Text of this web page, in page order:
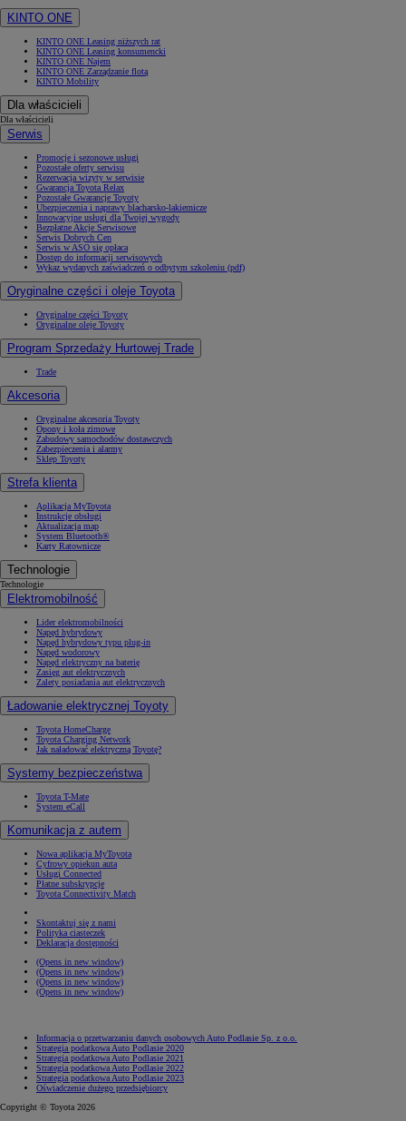
KINTO ONE
KINTO ONE Leasing niższych rat
KINTO ONE Leasing konsumencki
KINTO ONE Najem
KINTO ONE Zarządzanie flotą
KINTO Mobility
Dla właścicieli
Dla właścicieli
Serwis
Promocje i sezonowe usługi
Pozostałe oferty serwisu
Rezerwacja wizyty w serwisie
Gwarancja Toyota Relax
Pozostałe Gwarancje Toyoty
Ubezpieczenia i naprawy blacharsko-lakiernicze
Innowacyjne usługi dla Twojej wygody
Bezpłatne Akcje Serwisowe
Serwis Dobrych Cen
Serwis w ASO się opłaca
Dostęp do informacji serwisowych
Wykaz wydanych zaświadczeń o odbytym szkoleniu (pdf)
Oryginalne części i oleje Toyota
Oryginalne części Toyoty
Oryginalne oleje Toyoty
Program Sprzedaży Hurtowej Trade
Trade
Akcesoria
Oryginalne akcesoria Toyoty
Opony i koła zimowe
Zabudowy samochodów dostawczych
Zabezpieczenia i alarmy
Sklep Toyoty
Strefa klienta
Aplikacja MyToyota
Instrukcje obsługi
Aktualizacja map
System Bluetooth®
Karty Ratownicze
Technologie
Technologie
Elektromobilność
Lider elektromobilności
Napęd hybrydowy
Napęd hybrydowy typu plug-in
Napęd wodorowy
Napęd elektryczny na baterię
Zasięg aut elektrycznych
Zalety posiadania aut elektrycznych
Ładowanie elektrycznej Toyoty
Toyota HomeCharge
Toyota Charging Network
Jak naładować elektryczną Toyotę?
Systemy bezpieczeństwa
Toyota T-Mate
System eCall
Komunikacja z autem
Nowa aplikacja MyToyota
Cyfrowy opiekun auta
Usługi Connected
Płatne subskrypcje
Toyota Connectivity Match
Skontaktuj się z nami
Polityka ciasteczek
Deklaracja dostępności
(Opens in new window)
(Opens in new window)
(Opens in new window)
(Opens in new window)
Informacja o przetwarzaniu danych osobowych Auto Podlasie Sp. z o.o.
Strategia podatkowa Auto Podlasie 2020
Strategia podatkowa Auto Podlasie 2021
Strategia podatkowa Auto Podlasie 2022
Strategia podatkowa Auto Podlasie 2023
Oświadczenie dużego przedsiębiorcy
Copyright © Toyota 2026